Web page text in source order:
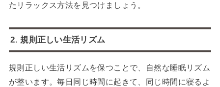
たリラックス方法を見つけましょう。
2. 規則正しい生活リズム
規則正しい生活リズムを保つことで、自然な睡眠リズム
が整います。毎日同じ時間に起きて、同じ時間に寝るよ